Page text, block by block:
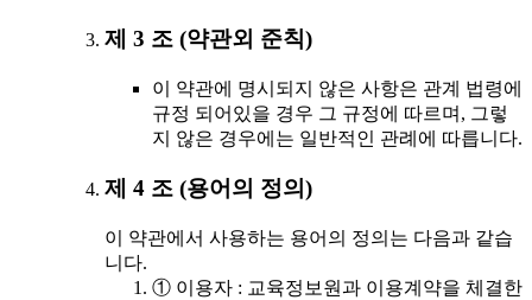
제 3 조 (약관외 준칙)
이 약관에 명시되지 않은 사항은 관계 법령에
규정 되어있을 경우 그 규정에 따르며, 그렇
지 않은 경우에는 일반적인 관례에 따릅니다.
제 4 조 (용어의 정의)
이 약관에서 사용하는 용어의 정의는 다음과 같습
니다.
① 이용자 : 교육정보원과 이용계약을 체결한